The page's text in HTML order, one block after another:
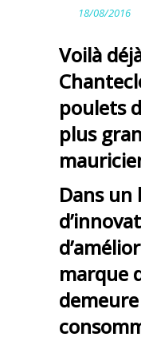
18/08/2016
Voilà
poulets
plus
Dans
marque
demeure